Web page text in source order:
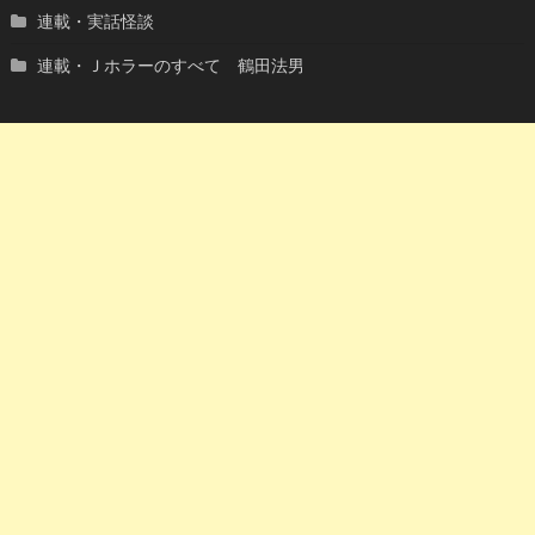
連載・実話怪談
連載・Ｊホラーのすべて 鶴田法男